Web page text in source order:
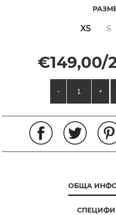
XS S
€149,00/
- +
ОБЩА